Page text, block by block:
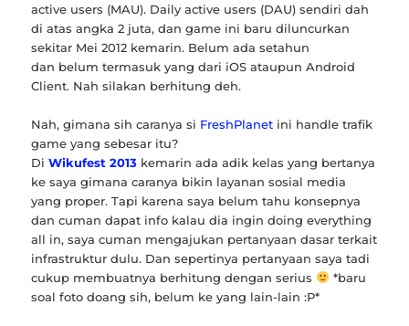
active users (MAU). Daily active users (DAU) sendiri dah
di atas angka 2 juta, dan game ini baru diluncurkan
sekitar Mei 2012 kemarin. Belum ada setahun
dan belum termasuk yang dari iOS ataupun Android
Client. Nah silakan berhitung deh.
Nah, gimana sih caranya si FreshPlanet ini handle trafik
game yang sebesar itu?
DiWikufest 2013 kemarin ada adik kelas yang bertanya
ke saya gimana caranya bikin layanan sosial media
yang proper. Tapi karena saya belum tahu konsepnya
dan cuman dapat info kalau dia ingin doing everything
all in, saya cuman mengajukan pertanyaan dasar terkait
infrastruktur dulu. Dan sepertinya pertanyaan saya tadi
cukup membuatnya berhitung dengan serius
*baru
soal foto doang sih, belum ke yang lain-lain :P*